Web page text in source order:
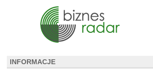
INFORMACJE